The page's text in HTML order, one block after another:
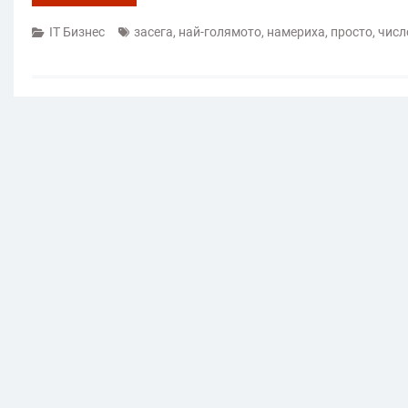
IT Бизнес засега, най-голямото, намериха, просто,